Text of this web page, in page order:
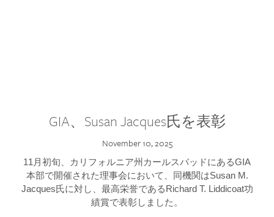
GIA、Susan Jacques氏を表彰
November 10, 2025
11月初旬、カリフォルニア州カールスバッドにあるGIA
本部で開催された理事会において、同機関はSusan M.
Jacques氏に対し、最高栄誉であるRichard T. Liddicoat功
績賞で表彰しました。